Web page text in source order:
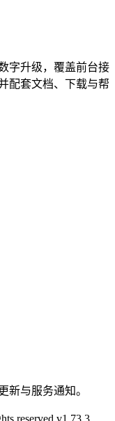
字升级，覆盖前台接
配套文档、下载与帮
新与服务通知。
reserved. v1.73.3